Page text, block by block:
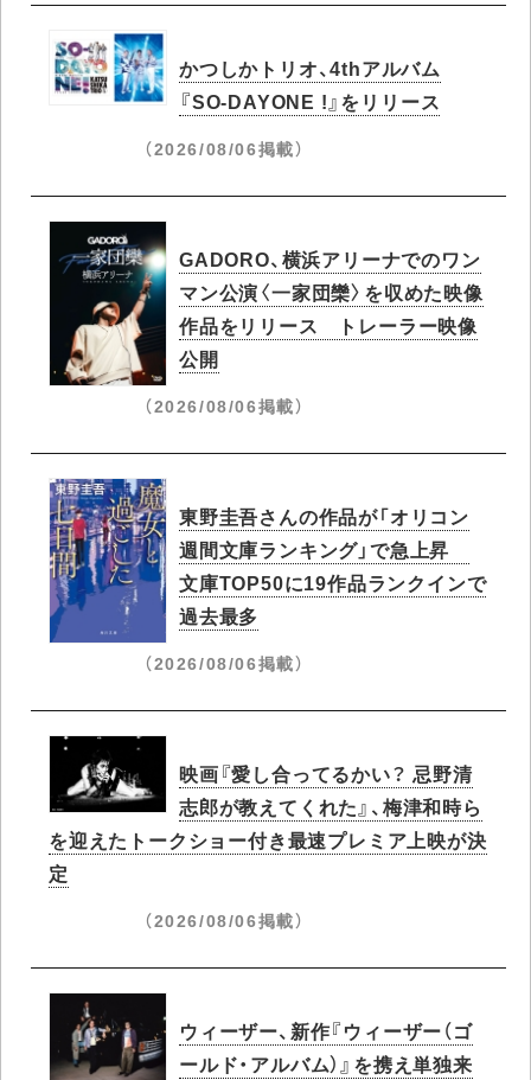
かつしかトリオ、4thアルバム
『SO-DAYONE !』をリリース
（2026/08/06掲載）
GADORO、横浜アリーナでのワン
マン公演〈一家団欒〉を収めた映像
作品をリリース トレーラー映像
公開
（2026/08/06掲載）
東野圭吾さんの作品が「オリコン
週間文庫ランキング」で急上昇​
文庫TOP50に19作品ランクインで
過去最多
（2026/08/06掲載）
映画『愛し合ってるかい？ 忌野清
志郎が教えてくれた』、梅津和時ら
を迎えたトークショー付き最速プレミア上映が決
定
（2026/08/06掲載）
ウィーザー、新作『ウィーザー（ゴ
ールド・アルバム）』を携え単独来